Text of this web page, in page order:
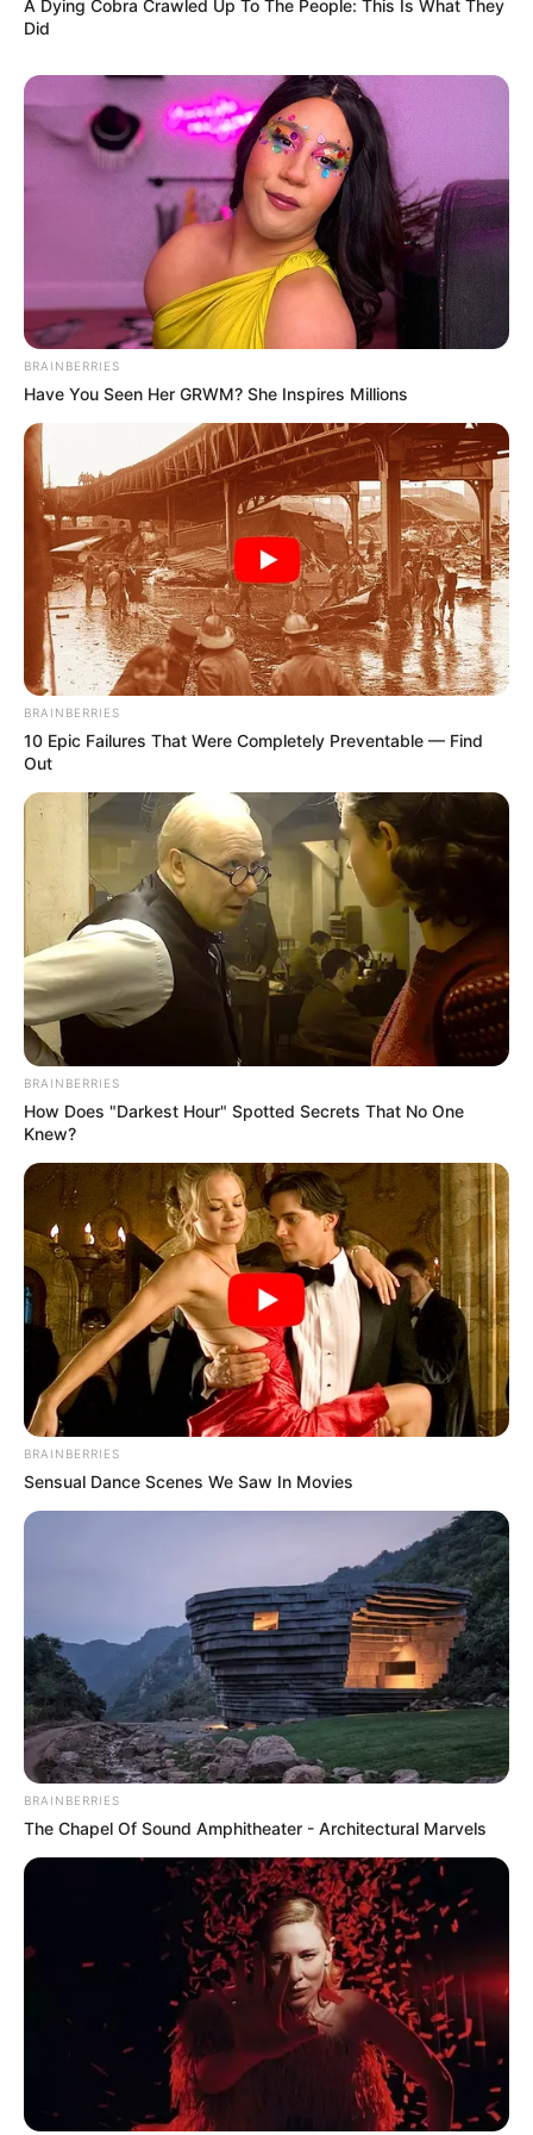
————————————————————————–
από ένα απλό προληπτικό μέτρο. Σηματοδοτεί ότι το
Πεντάγωνο είναι έτοιμο να ανταποκριθεί σε εσωτερικά
ζητήματα εάν οι αναταραχές κλιμακωθούν περαιτέρω.
Υπάρχουν ήδη πάνω από 3.000 ομοσπονδιακοί
πράκτορες στην Μινεσότα, οι οποίοι αναπτύχθηκαν μετά
από ένα τεράστιο σκάνδαλο απάτης στα τέλη του 2025.
Αλλά τώρα αυτοί οι πράκτορες παρακολουθούνται,
παρενοχλούνται και αντιμετωπίζονται βίαια από πλήθη
που παριστάνουν τους διαδηλωτές.
————————————————————————–
Η πιο δραματική κλιμάκωση ήρθε μετά τη δολοφονία της
ριζοσπαστικής ακτιβίστριας Ρενέ Νικόλ Γκουντ, η οποία
φέρεται να προσπάθησε να παρέμβει σε μια επιχείρηση
A Dying Cobra Crawled Up To The People: This Is What They
Did
BRAINBERRIES
Have You Seen Her GRWM? She Inspires Millions
BRAINBERRIES
10 Epic Failures That Were Completely Preventable — Find
Out
BRAINBERRIES
How Does "Darkest Hour" Spotted Secrets That No One
Knew?
BRAINBERRIES
Sensual Dance Scenes We Saw In Movies
BRAINBERRIES
The Chapel Of Sound Amphitheater - Architectural Marvels